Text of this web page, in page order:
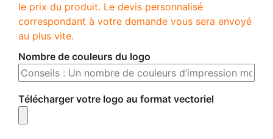
le prix du produit. Le devis personnalisé
correspondant à votre demande vous sera envoyé
au plus vite.
Nombre de couleurs du logo
Télécharger votre logo au format vectoriel